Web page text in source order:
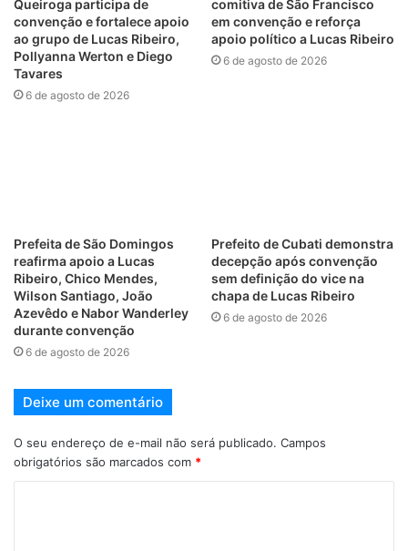
Queiroga participa de
convenção e fortalece apoio
ao grupo de Lucas Ribeiro,
Pollyanna Werton e Diego
Tavares
6 de agosto de 2026
comitiva de São Francisco
em convenção e reforça
apoio político a Lucas Ribeiro
6 de agosto de 2026
Prefeita de São Domingos
reafirma apoio a Lucas
Ribeiro, Chico Mendes,
Wilson Santiago, João
Azevêdo e Nabor Wanderley
durante convenção
6 de agosto de 2026
Prefeito de Cubati demonstra
decepção após convenção
sem definição do vice na
chapa de Lucas Ribeiro
6 de agosto de 2026
Deixe um comentário
O seu endereço de e-mail não será publicado. Campos
obrigatórios são marcados com *